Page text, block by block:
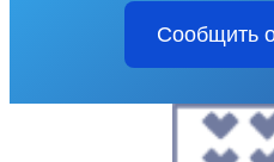
Сообщить